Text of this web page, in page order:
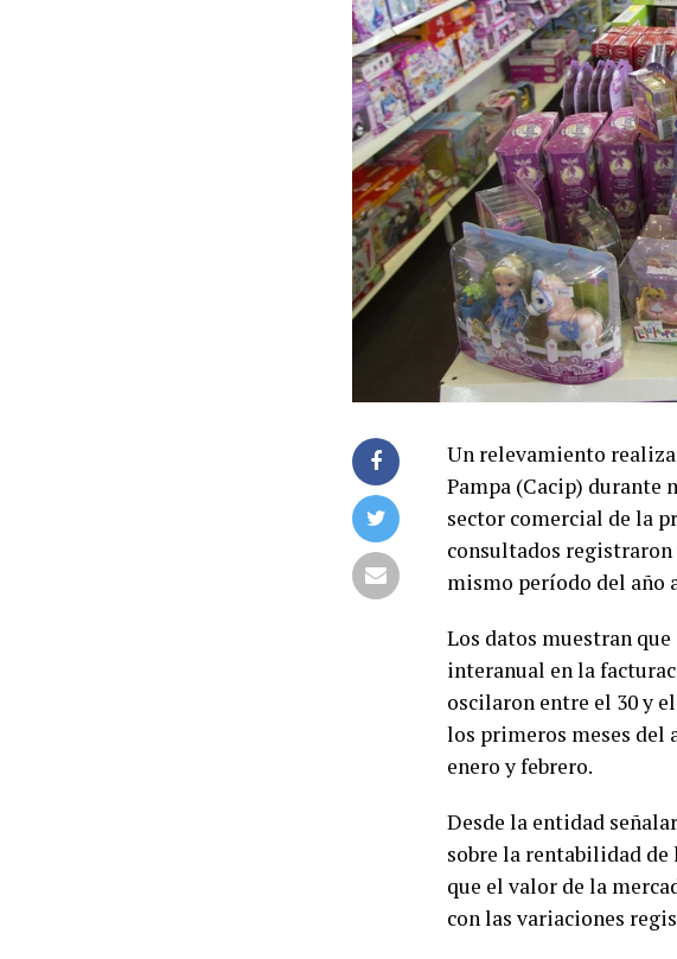
Un relevamiento
Pampa (Cacip) durante
sector comercial de la
consultados registraron
mismo período del año
Los datos muestran
interanual en la
oscilaron entre el 30 y
los primeros meses del
enero y febrero.
Desde la entidad
sobre la rentabilidad de
que el valor de la
con las variaciones